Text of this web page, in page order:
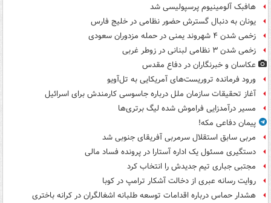
هافبک آلومینیوم پرسپولیسی شد
یونان به دنبال گسترش حضور نظامی در خلیج فارس
زخمی شدن ۴ شهروند یمنی در حمله مزدوران سعودی
زخمی شدن ۳ نظامی لبنانی در زوطر غربی
عکاسان و خبرنگاران در دفاع مقدس
ورود فرمانده تروریست‌های آمریکایی به تل‌آویو
آغاز تحقیقات سازمان ملل درباره جاسوسی کارمندش برای اسرائیل
مسیر درآمدزایی فراموش شده لیگ برتری‌ها
پیمان دفاعی مکه!
مربی سابق استقلال سرمربی آفریقای جنوبی شد
دستگیری مسئول یک اداره آستارا در پرونده فساد مالی
مجتبی جباری تیم جدیدش را انتخاب کرد
روایت رسانه عبری از دخالت آشکار ترامپ در کوبا
هشدار حماس درباره اقدامات توسعه طلبانه اشغالگران در کرانه باختری